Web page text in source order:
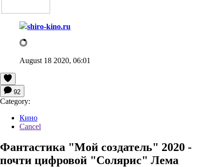
shiro-kino.ru
August 18 2020, 06:01
92
Category:
Кино
Cancel
Фантастика "Мой создатель" 2020 -
почти цифровой "Солярис" Лема